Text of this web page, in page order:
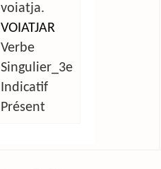
voiatja.
VOIATJAR
Verbe
Singulier_3e
Indicatif
Présent